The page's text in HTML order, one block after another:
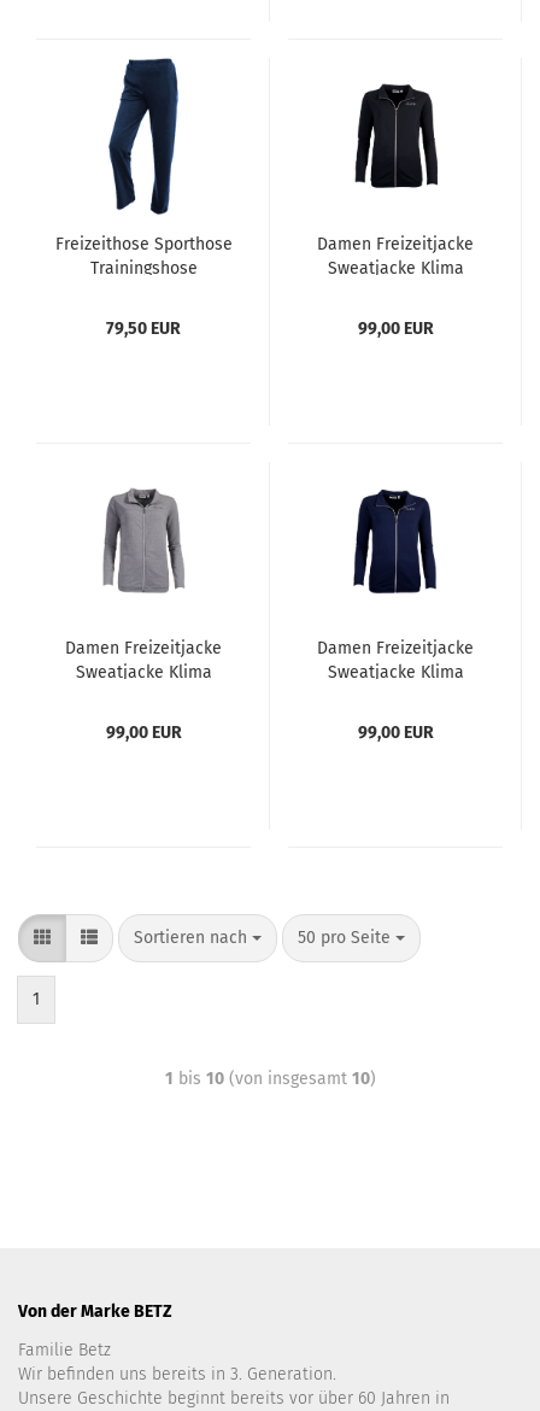
Freizeithose Sporthose
Trainingshose
hajo Farbe marine
79,50 EUR
Damen Freizeitjacke
Sweatjacke Klima
38-48
99,00 EUR
Damen Freizeitjacke
Sweatjacke Klima
Größen: 38-48
99,00 EUR
Damen Freizeitjacke
Sweatjacke Klima
dunkelblau Größen:
99,00 EUR
Sortieren nach 50 pro Seite
1
1 bis 10(von insgesamt 10)
Von der Marke BETZ
Familie Betz
Wir befinden uns bereits in 3. Generation.
Unsere Geschichte beginnt bereits vor über 60 Jahren in